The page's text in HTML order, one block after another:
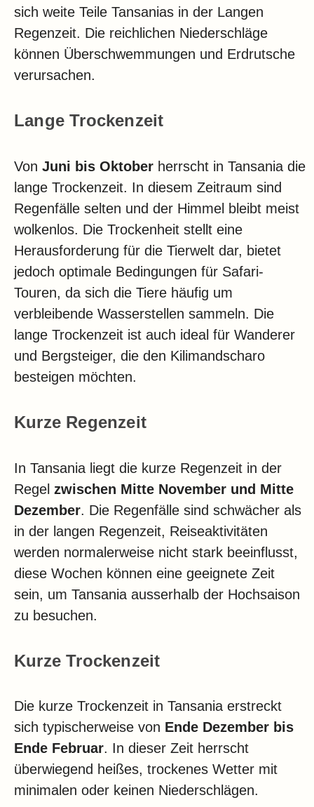
sich weite Teile Tansanias in der Langen
Regenzeit. Die reichlichen Niederschläge
können Überschwemmungen und Erdrutsche
verursachen.
Lange Trockenzeit
Von Juni bis Oktober herrscht in Tansania die
lange Trockenzeit. In diesem Zeitraum sind
Regenfälle selten und der Himmel bleibt meist
wolkenlos. Die Trockenheit stellt eine
Herausforderung für die Tierwelt dar, bietet
jedoch optimale Bedingungen für Safari-
Touren, da sich die Tiere häufig um
verbleibende Wasserstellen sammeln. Die
lange Trockenzeit ist auch ideal für Wanderer
und Bergsteiger, die den Kilimandscharo
besteigen möchten.
Kurze Regenzeit
In Tansania liegt die kurze Regenzeit in der
Regel zwischen Mitte November und Mitte
Dezember. Die Regenfälle sind schwächer als
in der langen Regenzeit, Reiseaktivitäten
werden normalerweise nicht stark beeinflusst,
diese Wochen können eine geeignete Zeit
sein, um Tansania ausserhalb der Hochsaison
zu besuchen.
Kurze Trockenzeit
Die kurze Trockenzeit in Tansania erstreckt
sich typischerweise von Ende Dezember bis
Ende Februar. In dieser Zeit herrscht
überwiegend heißes, trockenes Wetter mit
minimalen oder keinen Niederschlägen.